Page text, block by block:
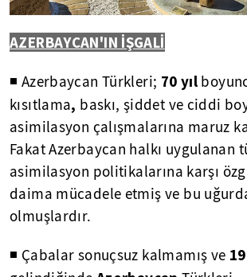
AZERBAYCAN'IN İŞGALİ
◾ Azerbaycan Türkleri; 70 yıl
kısıtlama, baskı, şiddet ve ciddi
asimilasyon çalışmalarına maruz
Fakat Azerbaycan halkı uygulanan
asimilasyon politikalarına karşı
daima mücadele etmiş ve bu
olmuşlardır.
◾ Çabalar sonuçsuz kalmamış ve